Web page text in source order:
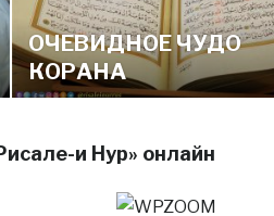
ОЧЕВИДНОЕ ЧУДО
КОРАНА
и Нур» онлайн